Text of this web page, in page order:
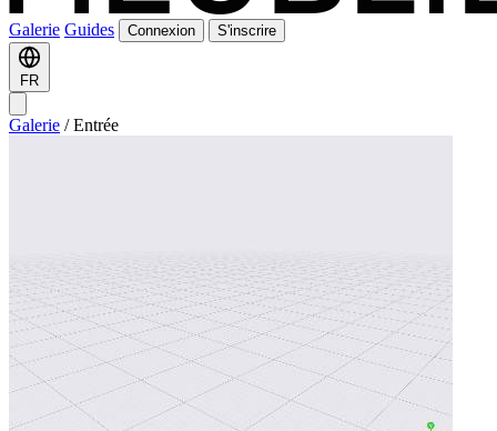
Galerie Guides Connexion S'inscrire
FR
Galerie / Entrée